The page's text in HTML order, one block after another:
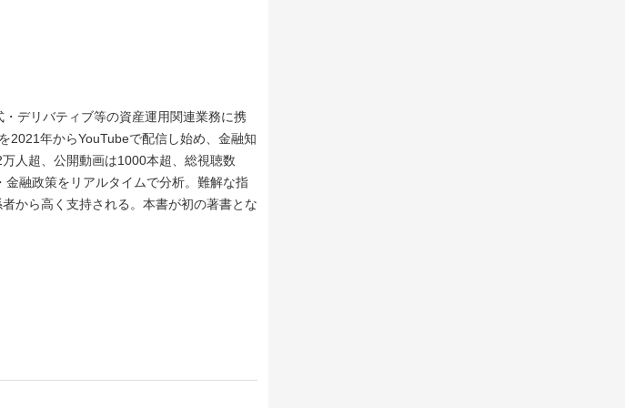
デリバティブ等の資産運用関連業務に携
2021年からYouTubeで配信し始め、金融知
人超、公開動画は1000本超、総視聴数
融政策をリアルタイムで分析。難解な指
から高く支持される。本書が初の著書とな